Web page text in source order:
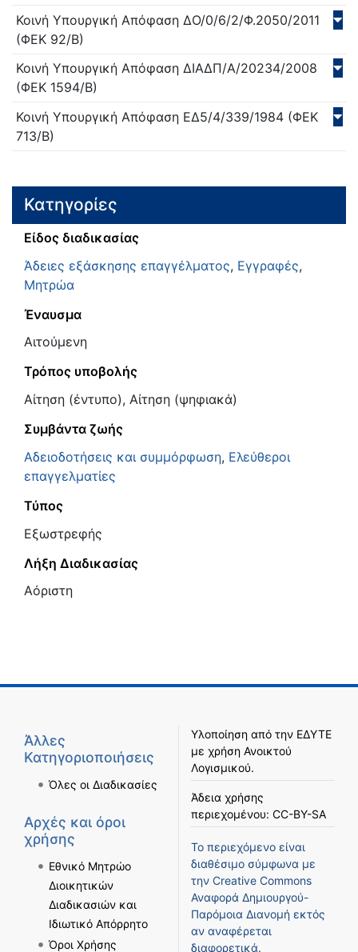
Κοινή Υπουργική Απόφαση ΔΟ/0/6/2/Φ.2050/2011
(ΦΕΚ 92/Β)
Κοινή Υπουργική Απόφαση ΔΙΑΔΠ/Α/20234/2008
(ΦΕΚ 1594/Β)
Κοινή Υπουργική Απόφαση ΕΔ5/4/339/1984 (ΦΕΚ
713/Β)
Κατηγορίες
Είδος διαδικασίας
Άδειες εξάσκησης επαγγέλματος, Εγγραφές,
Μητρώα
Έναυσμα
Αιτούμενη
Τρόπος υποβολής
Αίτηση (έντυπο), Αίτηση (ψηφιακά)
Συμβάντα ζωής
Αδειοδοτήσεις και συμμόρφωση, Ελεύθεροι
επαγγελματίες
Τύπος
Εξωστρεφής
Λήξη Διαδικασίας
Αόριστη
Άλλες
Κατηγοριοποιήσεις
Όλες οι Διαδικασίες
Αρχές και όροι
χρήσης
Εθνικό Μητρώο
Διοικητικών
Διαδικασιών και
Ιδιωτικό Απόρρητο
Όροι Χρήσης
Υλοποίηση από την ΕΔΥΤΕ
με χρήση Ανοικτού
Λογισμικού.
Άδεια χρήσης
περιεχομένου: CC-BY-SA
Το περιεχόμενο είναι
διαθέσιμο σύμφωνα με
την Creative Commons
Αναφορά Δημιουργού-
Παρόμοια Διανομή εκτός
αν αναφέρεται
διαφορετικά.